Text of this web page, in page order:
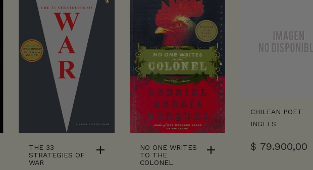
THE 33
STRATEGIES OF
WAR
NO ONE WRITES
TO THE
COLONEL
CHILEAN POET
INGLES
$ 79.900,00